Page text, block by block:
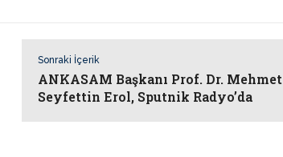
Sonraki İçerik
ANKASAM Başkanı Prof. Dr. Mehmet
Seyfettin Erol, Sputnik Radyo’da